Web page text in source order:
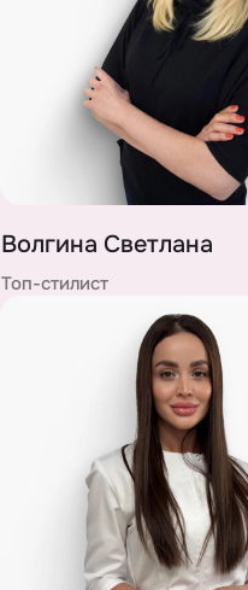
Волгина Светлана
Топ-стилист